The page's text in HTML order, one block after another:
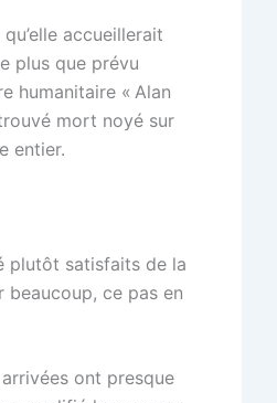
accueillerait
plus que prévu
humanitaire « Alan
mort noyé sur
entier.
plutôt satisfaits de la
beaucoup, ce pas en
ont presque